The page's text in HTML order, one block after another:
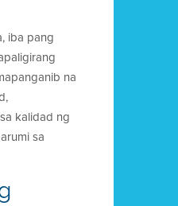
iba pang
na
kalidad ng
sa